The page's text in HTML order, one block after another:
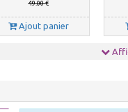
49.00 €
Ajout panier